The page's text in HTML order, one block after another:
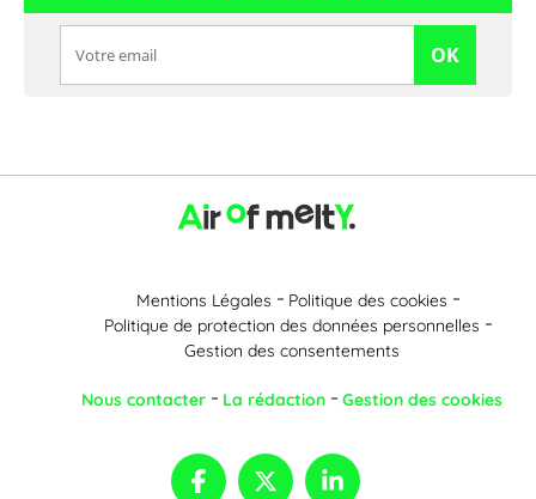
OK
Mentions Légales
Politique des cookies
Politique de protection des données personnelles
Gestion des consentements
Nous contacter La rédaction Gestion des cookies